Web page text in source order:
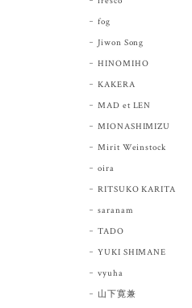
fog
Jiwon Song
HINOMIHO
KAKERA
MAD et LEN
MIONASHIMIZU
Mirit Weinstock
oira
RITSUKO KARITA
saranam
TADO
YUKI SHIMANE
vyuha
山下寛兼